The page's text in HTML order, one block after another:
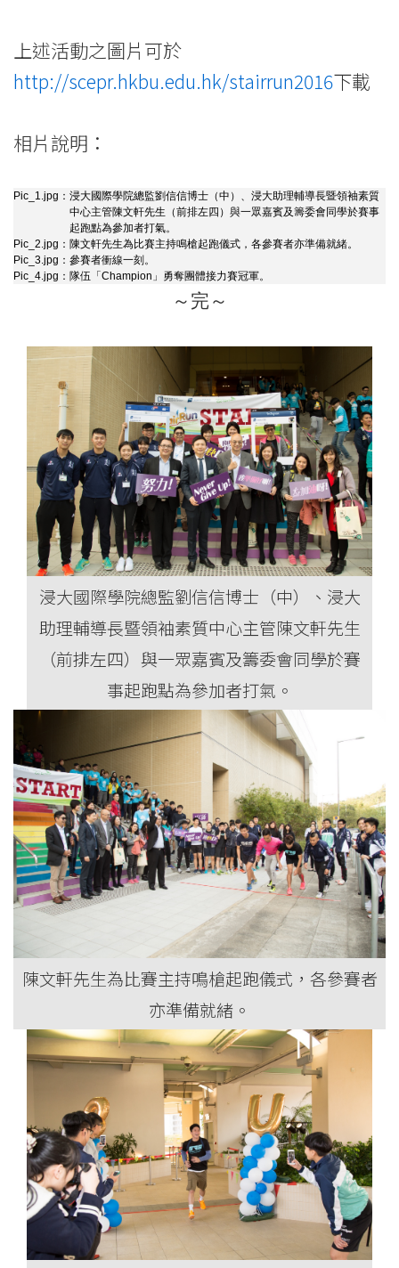
上述活動之圖片可於
http://scepr.hkbu.edu.hk/stairrun2016下載
相片說明：
Pic_1.jpg： 浸大國際學院總監劉信信博士（中）、浸大助理輔導長暨領袖素質
中心主管陳文軒先生（前排左四）與一眾嘉賓及籌委會同學於賽事
起跑點為參加者打氣。
Pic_2.jpg： 陳文軒先生為比賽主持鳴槍起跑儀式，各參賽者亦準備就緒。
Pic_3.jpg： 參賽者衝線一刻。
Pic_4.jpg： 隊伍「Champion」勇奪團體接力賽冠軍。
～完～
浸大國際學院總監劉信信博士（中）、浸大
助理輔導長暨領袖素質中心主管陳文軒先生
（前排左四）與一眾嘉賓及籌委會同學於賽
事起跑點為參加者打氣。
陳文軒先生為比賽主持鳴槍起跑儀式，各參賽者
亦準備就緒。